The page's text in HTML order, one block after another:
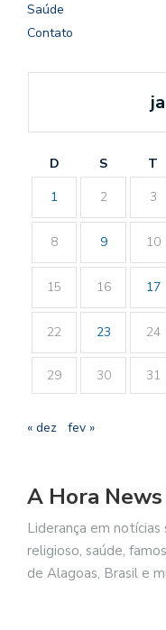
Saúde
Contato
D S T
1
2 3
8 9 10
15 16 17
22 23 24
29 30 31
« dez fev »
A Hora News
Liderança em
religioso, saúde,
de Alagoas, Brasil e